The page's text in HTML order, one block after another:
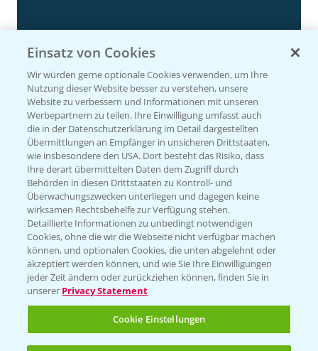
5:54
Rundgang - Silomais Demo Region
Augsburg
24.09.2024
Einsatz von Cookies
Wir würden gerne optionale Cookies verwenden, um Ihre
Nutzung dieser Website besser zu verstehen, unsere
Website zu verbessern und Informationen mit unseren
Werbepartnern zu teilen. Ihre Einwilligung umfasst auch
die in der Datenschutzerklärung im Detail dargestellten
Übermittlungen an Empfänger in unsicheren Drittstaaten,
wie insbesondere den USA. Dort besteht das Risiko, dass
Ihre derart übermittelten Daten dem Zugriff durch
Behörden in diesen Drittstaaten zu Kontroll- und
Überwachungszwecken unterliegen und dagegen keine
wirksamen Rechtsbehelfe zur Verfügung stehen.
Detaillierte Informationen zu unbedingt notwendigen
Cookies, ohne die wir die Webseite nicht verfügbar machen
können, und optionalen Cookies, die unten abgelehnt oder
akzeptiert werden können, und wie Sie Ihre Einwilligungen
jeder Zeit ändern oder zurückziehen können, finden Sie in
unserer Privacy Statement
Cookie Einstellungen